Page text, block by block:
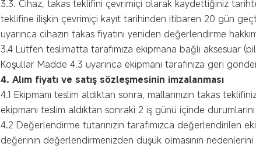
3.3. Cihaz, takas teklifini çevrimiçi olarak kaydettiğiniz
teklifine ilişkin çevrimiçi kayıt tarihinden itibaren 20 gün
uyarınca cihazın takas fiyatını yeniden değerlendirme
3.4 Lütfen teslimatta tarafımıza ekipmana bağlı aksesuar
Koşullar Madde 4.3 uyarınca ekipmanı tarafınıza geri
4. Alım fiyatı ve satış sözleşmesinin imzalanması
4.1 Ekipmanı teslim aldıktan sonra, mallarınızın takas
ekipmanı teslim aldıktan sonraki 2 iş günü içinde
4.2 Değerlendirme tutarınızın tarafımızca değerlendirilen
değerinin değerlendirmenizden düşük olmasının